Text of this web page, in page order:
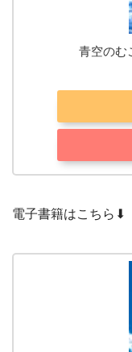
青空のむ
電子書籍はこちら⬇︎